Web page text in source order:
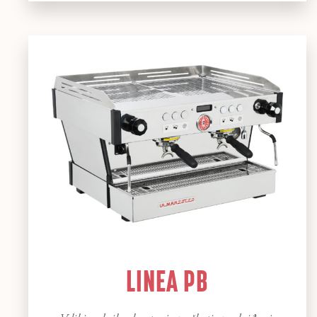
LINEA PB